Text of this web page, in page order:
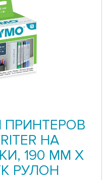
ПРИНТЕРОВ
НА
190 ММ X
РУЛОН